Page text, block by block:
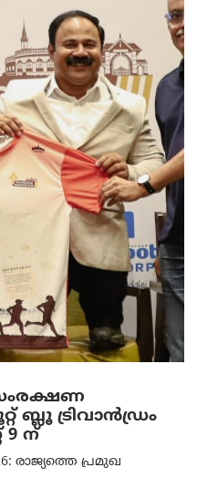
ബ്ലൂ ട്രിവാൻഡ്രം
9 ന്
രാജ്യത്തെ പ്രമുഖ